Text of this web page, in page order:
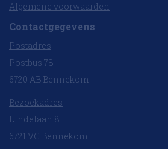
Algemene voorwaarden
Contactgegevens
Postadres
Postbus 78
6720 AB Bennekom
Bezoekadres
Lindelaan 8
6721 VC Bennekom